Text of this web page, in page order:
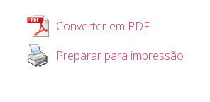
Converter em PDF
Preparar para impressão